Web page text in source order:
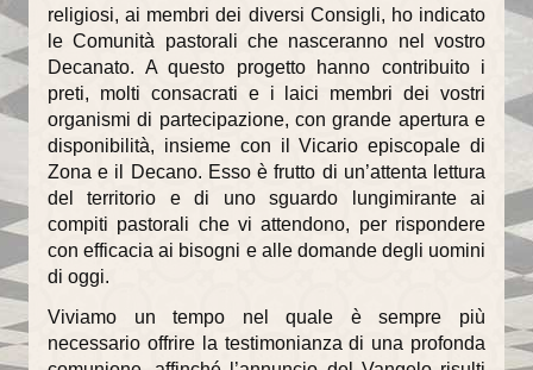
religiosi, ai membri dei diversi Consigli, ho indicato
le Comunità pastorali che nasceranno nel vostro
Decanato. A questo progetto hanno contribuito i
preti, molti consacrati e i laici membri dei vostri
organismi di partecipazione, con grande apertura e
disponibilità, insieme con il Vicario episcopale di
Zona e il Decano. Esso è frutto di un’attenta lettura
del territorio e di uno sguardo lungimirante ai
compiti pastorali che vi attendono, per rispondere
con efficacia ai bisogni e alle domande degli uomini
di oggi.
Viviamo un tempo nel quale è sempre più
necessario offrire la testimonianza di una profonda